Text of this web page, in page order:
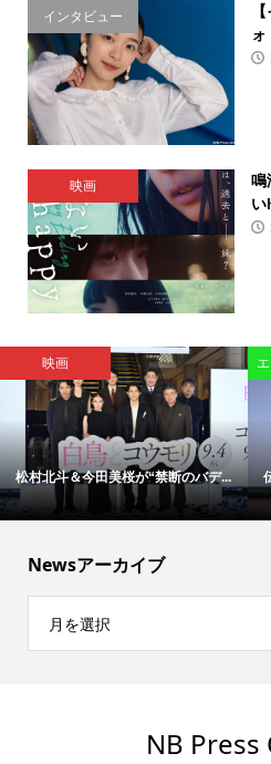
インタビュー
映画
鳴
映画
松村北斗＆今田美桜が“禁断のバデ...
Newsアーカイブ
月を選択
NB Press